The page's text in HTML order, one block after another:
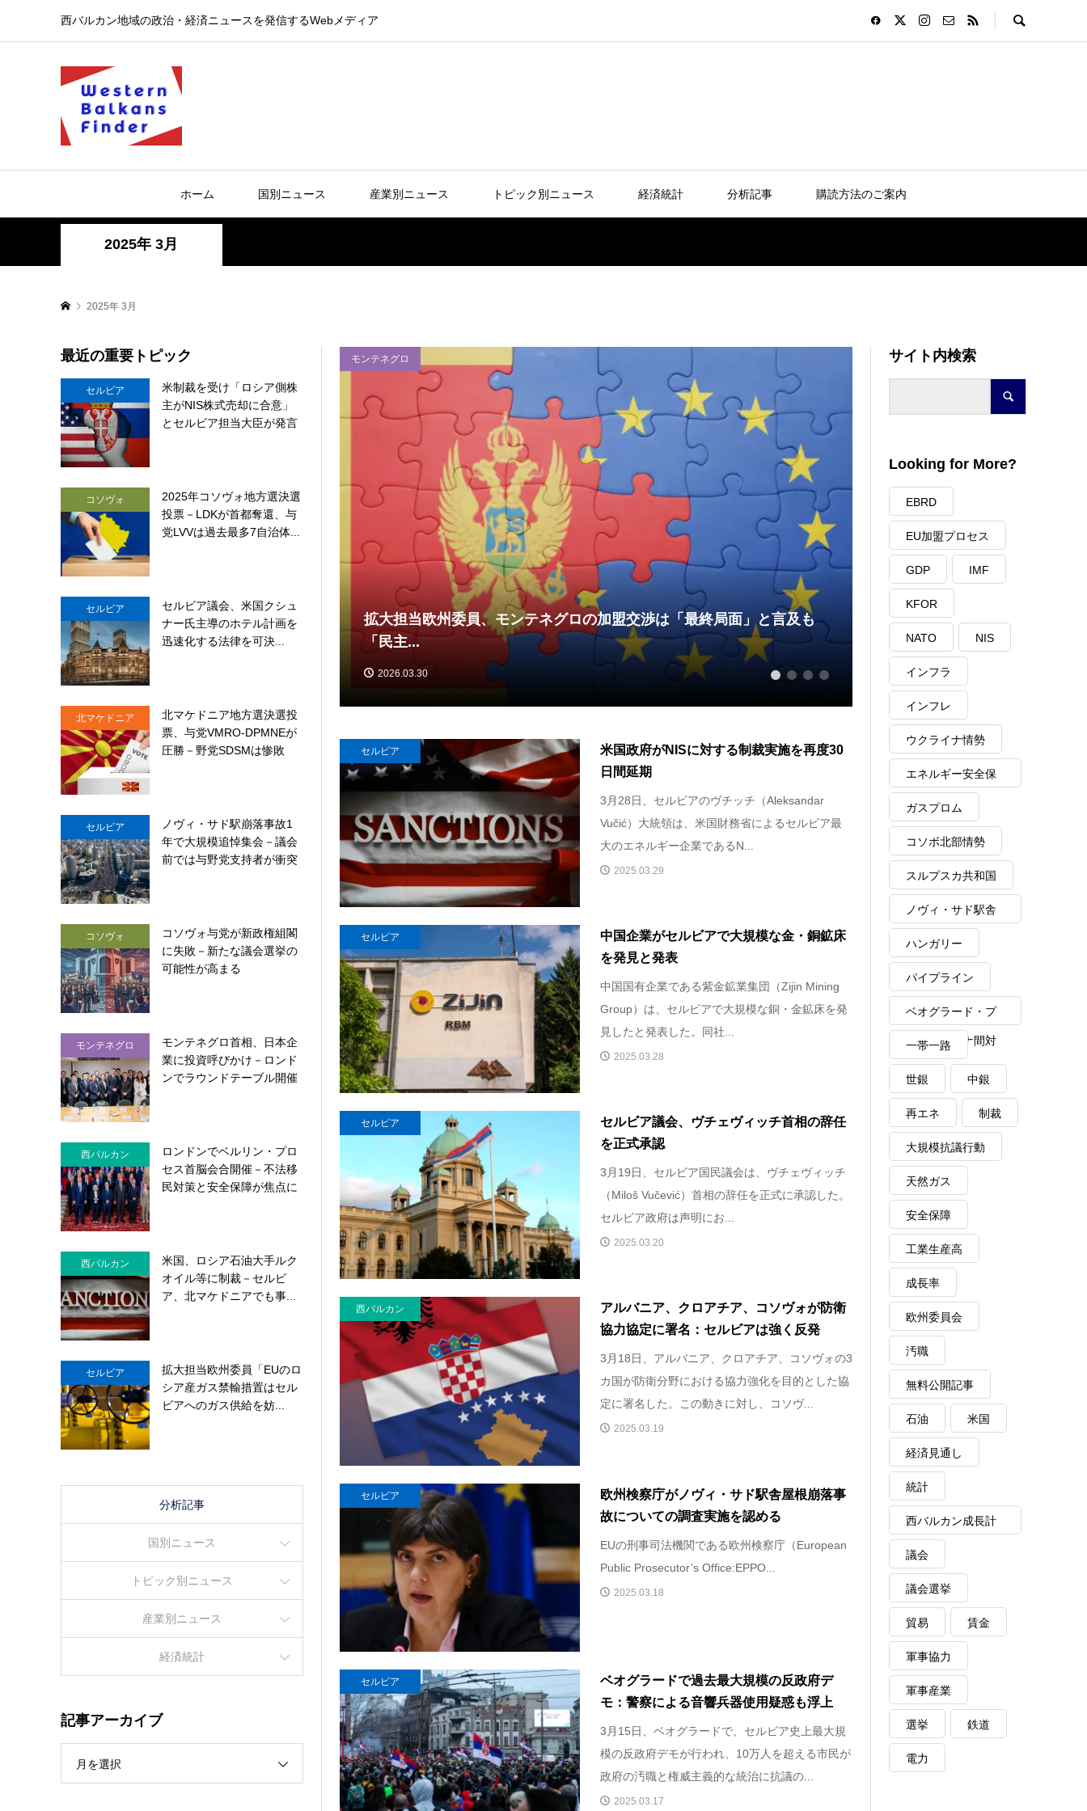
西バルカン地域の政治・経済ニュースを発信するWebメディア
ホーム 国別ニュース 産業別ニュース トピック別ニュース 経済統計 分析記事 購読方法のご案内
2025年 3月
2025年 3月
トライカー装甲車17台を受領
モンテネグロ
拡大担当欧州委員、モンテネグロの加盟交渉は「最終局面」と言及も
「民主...
2026.03.30
コソヴォ
コソヴォが大企業の電力市場
2026.03.27
1 2 3 4
セルビア
米国政府がNISに対する制裁実施を再度30
日間延期
3月28日、セルビアのヴチッチ（Aleksandar
Vučić）大統領は、米国財務省によるセルビア最
大のエネルギー企業であるN...
2025.03.29
セルビア
中国企業がセルビアで大規模な金・銅鉱床
を発見と発表
中国国有企業である紫金鉱業集団（Zijin Mining
Group）は、セルビアで大規模な銅・金鉱床を発
見したと発表した。同社...
2025.03.28
セルビア
セルビア議会、ヴチェヴィッチ首相の辞任
を正式承認
3月19日、セルビア国民議会は、ヴチェヴィッチ
（Miloš Vučević）首相の辞任を正式に承認した。
セルビア政府は声明にお...
2025.03.20
西バルカン
アルバニア、クロアチア、コソヴォが防衛
協力協定に署名：セルビアは強く反発
3月18日、アルバニア、クロアチア、コソヴォの3
カ国が防衛分野における協力強化を目的とした協
定に署名した。この動きに対し、コソヴ...
2025.03.19
セルビア
欧州検察庁がノヴィ・サド駅舎屋根崩落事
故についての調査実施を認める
EUの刑事司法機関である欧州検察庁（European
Public Prosecutor’s Office:EPPO...
2025.03.18
セルビア
ベオグラードで過去最大規模の反政府デ
モ：警察による音響兵器使用疑惑も浮上
3月15日、ベオグラードで、セルビア史上最大規
模の反政府デモが行われ、10万人を超える市民が
政府の汚職と権威主義的な統治に抗議の...
2025.03.17
最近の重要トピック
セルビア
米制裁を受け「ロシア側株
主がNIS株式売却に合意」
とセルビア担当大臣が発言
コソヴォ
2025年コソヴォ地方選決選
投票－LDKが首都奪還、与
党LVVは過去最多7自治体...
セルビア
セルビア議会、米国クシュ
ナー氏主導のホテル計画を
迅速化する法律を可決...
北マケドニア
北マケドニア地方選決選投
票、与党VMRO-DPMNEが
圧勝－野党SDSMは惨敗
セルビア
ノヴィ・サド駅崩落事故1
年で大規模追悼集会－議会
前では与野党支持者が衝突
コソヴォ
コソヴォ与党が新政権組閣
に失敗－新たな議会選挙の
可能性が高まる
モンテネグロ
モンテネグロ首相、日本企
業に投資呼びかけ－ロンド
ンでラウンドテーブル開催
西バルカン
ロンドンでベルリン・プロ
セス首脳会合開催－不法移
民対策と安全保障が焦点に
西バルカン
米国、ロシア石油大手ルク
オイル等に制裁－セルビ
ア、北マケドニアでも事...
セルビア
拡大担当欧州委員「EUのロ
シア産ガス禁輸措置はセル
ビアへのガス供給を妨...
分析記事
国別ニュース
トピック別ニュース
産業別ニュース
経済統計
記事アーカイブ
月を選択
サイト内検索
Looking for More?
EBRD
EU加盟プロセス
GDP IMF
KFOR
NATO NIS
インフラ
インフレ
ウクライナ情勢
エネルギー安全保
障
ガスプロム
コソボ北部情勢
スルプスカ共和国
ノヴィ・サド駅舎
崩落事故
ハンガリー
パイプライン
ベオグラード・プ
リシュティナ間対
話
一帯一路
世銀 中銀
再エネ 制裁
大規模抗議行動
天然ガス
安全保障
工業生産高
成長率
欧州委員会
汚職
無料公開記事
石油 米国
経済見通し
統計
西バルカン成長計
画
議会
議会選挙
貿易 賃金
軍事協力
軍事産業
選挙 鉄道
電力